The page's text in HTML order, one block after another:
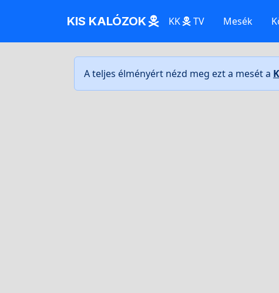
KIS KALÓZOK KK TV Mesék
A teljes élményért nézd meg ezt a mesét a